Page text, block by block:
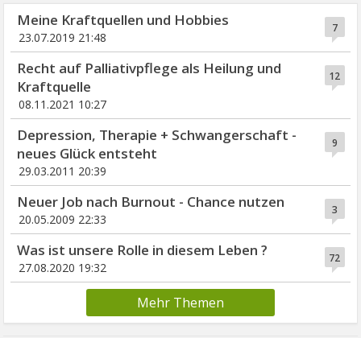
7
Meine Kraftquellen und Hobbies
23.07.2019 21:48
12
Recht auf Palliativpflege als Heilung und
Kraftquelle
08.11.2021 10:27
9
Depression, Therapie + Schwangerschaft -
neues Glück entsteht
29.03.2011 20:39
3
Neuer Job nach Burnout - Chance nutzen
20.05.2009 22:33
72
Was ist unsere Rolle in diesem Leben ?
27.08.2020 19:32
Mehr Themen